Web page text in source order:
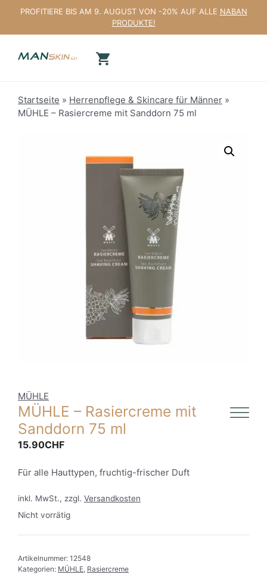
springen
PROFITIERE BIS AM 9. AUGUST VON -20% AUF ALLE NABAN
PRODUKTE!
Startseite » Herrenpflege & Skincare für Männer »
MÜHLE – Rasiercreme mit Sanddorn 75 ml
MÜHLE
MÜHLE – Rasiercreme mit
Sanddorn 75 ml
15.90CHF
Für alle Hauttypen, fruchtig-frischer Duft
inkl. MwSt., zzgl. Versandkosten
Nicht vorrätig
Artikelnummer: 12548
Kategorien: MÜHLE Rasiercreme